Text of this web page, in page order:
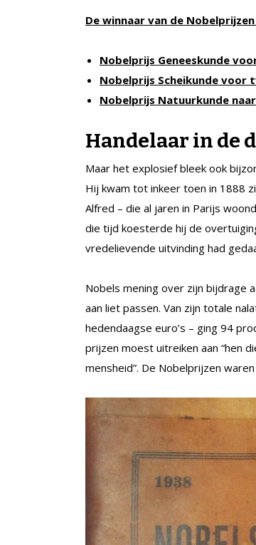
De winnaar van de
Nobelprijs Geneeskunde
Nobelprijs Scheikunde voor
Nobelprijs Natuurkunde
Handelaar in de
Maar het explosief bleek ook
Hij kwam tot inkeer toen in 1888
Alfred – die al jaren in Parijs
die tijd koesterde hij de
vredelievende uitvinding had
Nobels mening over zijn bijdrage
aan liet passen. Van zijn totale
hedendaagse euro’s – ging 94
prijzen moest uitreiken aan “hen
mensheid”. De Nobelprijzen